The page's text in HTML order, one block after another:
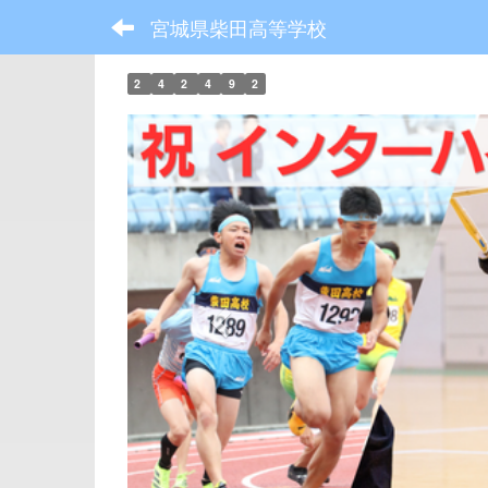
宮城県柴田高等学校
2 4 2 4 9 2
p
r
e
v
i
o
u
s